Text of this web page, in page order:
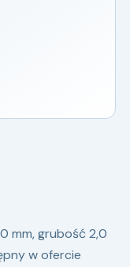
mm, grubość 2,0
w ofercie